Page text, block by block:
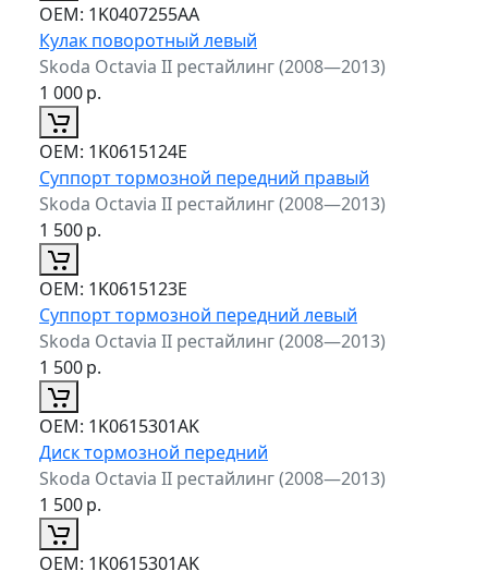
ОЕМ: 1K0407255AA
Кулак поворотный левый
Skoda Octavia II рестайлинг (2008—2013)
1 000р.
ОЕМ: 1K0615124E
Суппорт тормозной передний правый
Skoda Octavia II рестайлинг (2008—2013)
1 500р.
ОЕМ: 1K0615123E
Суппорт тормозной передний левый
Skoda Octavia II рестайлинг (2008—2013)
1 500р.
ОЕМ: 1K0615301AK
Диск тормозной передний
Skoda Octavia II рестайлинг (2008—2013)
1 500р.
ОЕМ: 1K0615301AK